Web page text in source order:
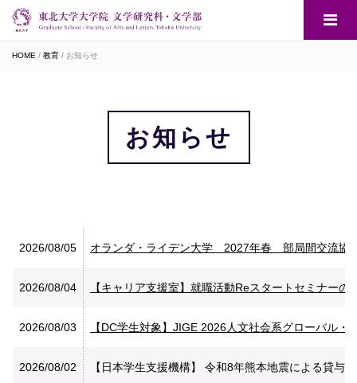
HOME 教育 お知らせ
お知らせ
2026/08/05 オランダ・ライデン大学 2027年春 部局間交流協
2026/08/04 【キャリア支援室】就職活動Reスタートセミナー
2026/08/03 【DC学生対象】JIGE 2026人文社会系グローバル
2026/08/02 【日本学生支援機構】 令和8年熊本地震による貸与